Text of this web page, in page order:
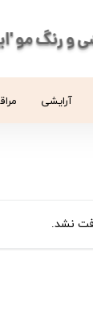
و رنگ مو
آرایشی
نشد.